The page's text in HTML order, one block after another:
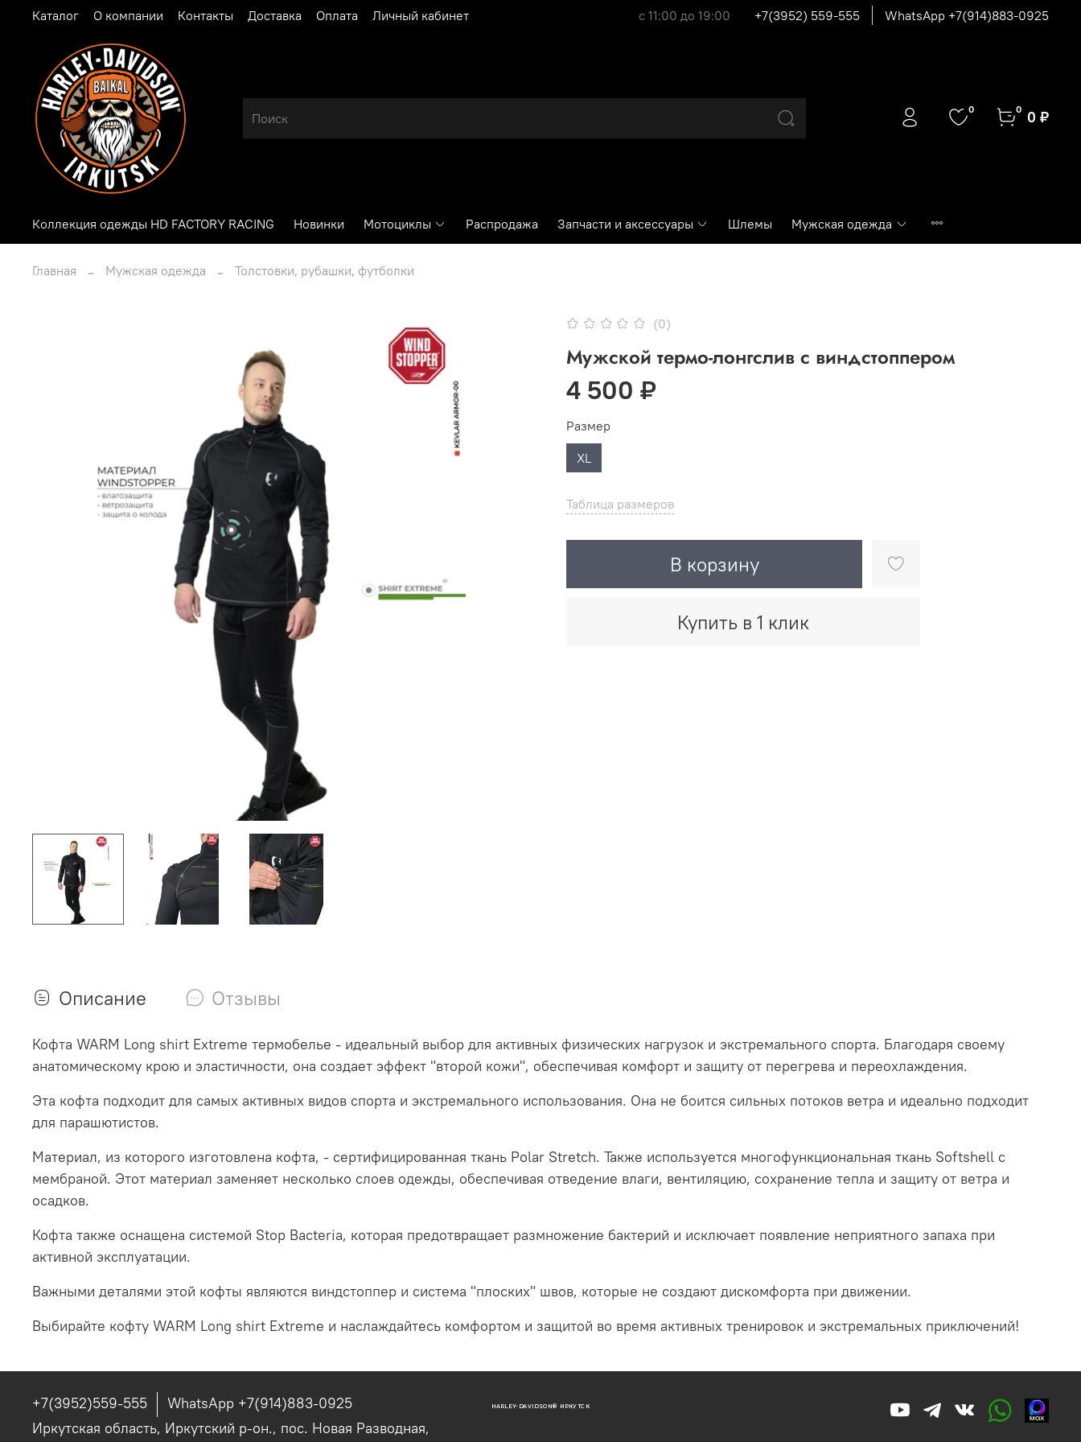
Каталог О компании Контакты Доставка Оплата Личный кабинет с 11:00 до 19:00 +7(3952) 559-555 WhatsApp +7(914)883-0925
0 0 0 ₽
Коллекция одежды HD FACTORY RACING Новинки Мотоциклы Распродажа Запчасти и аксессуары Шлемы Мужская одежда
Главная Мужская одежда Толстовки, рубашки, футболки
(0)
Мужской термо-лонгслив с виндстоппером
4 500 ₽
Таблица размеров
В корзину
Купить в 1 клик
Размер
XL
Описание Отзывы
Кофта WARM Long shirt Extreme термобелье - идеальный выбор для активных физических нагрузок и экстремального спорта. Благодаря своему
анатомическому крою и эластичности, она создает эффект "второй кожи", обеспечивая комфорт и защиту от перегрева и переохлаждения.
Эта кофта подходит для самых активных видов спорта и экстремального использования. Она не боится сильных потоков ветра и идеально подходит
для парашютистов.
Материал, из которого изготовлена кофта, - сертифицированная ткань Polar Stretch. Также используется многофункциональная ткань Softshell с
мембраной. Этот материал заменяет несколько слоев одежды, обеспечивая отведение влаги, вентиляцию, сохранение тепла и защиту от ветра и
осадков.
Кофта также оснащена системой Stop Bacteria, которая предотвращает размножение бактерий и исключает появление неприятного запаха при
активной эксплуатации.
Важными деталями этой кофты являются виндстоппер и система "плоских" швов, которые не создают дискомфорта при движении.
Выбирайте кофту WARM Long shirt Extreme и наслаждайтесь комфортом и защитой во время активных тренировок и экстремальных приключений!
+7(3952)559-555
WhatsApp +7(914)883-0925
Иркутская область, Иркутский р-он., пос. Новая Разводная,
HARLEY-DAVIDSON® ИРКУТСК